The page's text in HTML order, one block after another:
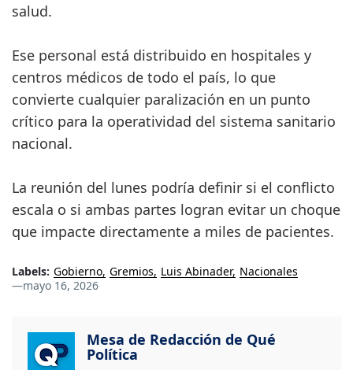
salud.
Ese personal está distribuido en hospitales y
centros médicos de todo el país, lo que
convierte cualquier paralización en un punto
crítico para la operatividad del sistema sanitario
nacional.
La reunión del lunes podría definir si el conflicto
escala o si ambas partes logran evitar un choque
que impacte directamente a miles de pacientes.
Labels: Gobierno Gremios Luis Abinader Nacionales
—mayo 16, 2026
Mesa de Redacción de Qué
Política